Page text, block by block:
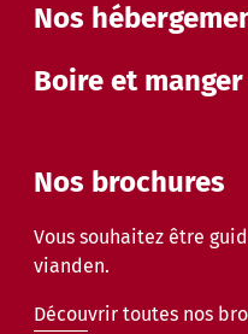
Nos
Boire et manger
Nos brochures
Vous souhaitez être
vianden.
Découvrir toutes nos